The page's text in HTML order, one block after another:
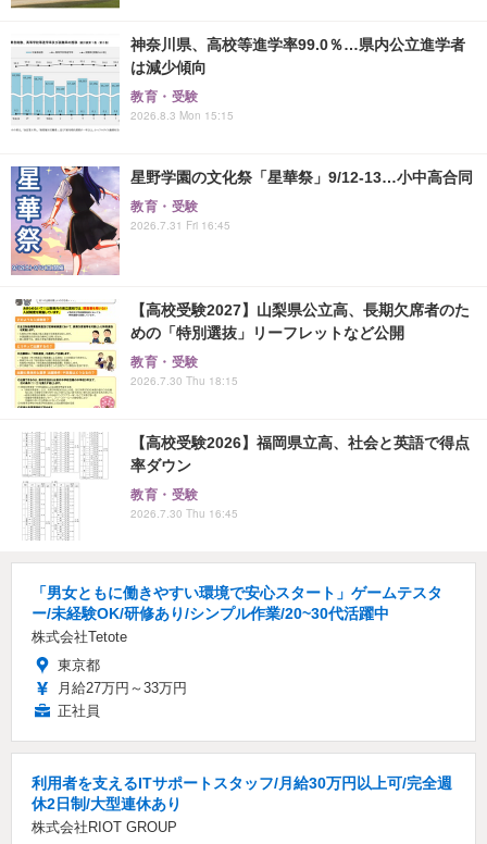
神奈川県、高校等進学率99.0％…県内公立進学者
は減少傾向
教育・受験
2026.8.3 Mon 15:15
星野学園の文化祭「星華祭」9/12-13…小中高合同
教育・受験
2026.7.31 Fri 16:45
【高校受験2027】山梨県公立高、長期欠席者のた
めの「特別選抜」リーフレットなど公開
教育・受験
2026.7.30 Thu 18:15
【高校受験2026】福岡県立高、社会と英語で得点
率ダウン
教育・受験
2026.7.30 Thu 16:45
「男女ともに働きやすい環境で安心スタート」ゲームテスタ
ー/未経験OK/研修あり/シンプル作業/20~30代活躍中
株式会社Tetote
東京都
月給27万円～33万円
正社員
利用者を支えるITサポートスタッフ/月給30万円以上可/完全週
休2日制/大型連休あり
株式会社RIOT GROUP